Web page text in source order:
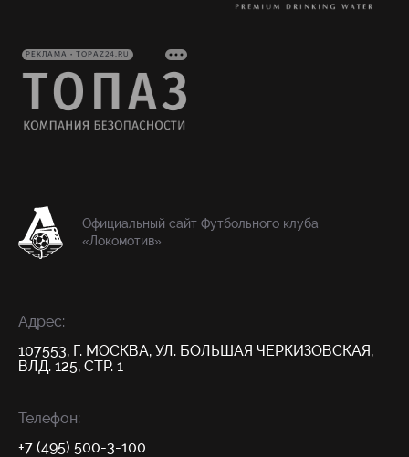
РЕКЛАМА • TOPAZ24.RU
Официальный сайт Футбольного клуба
«Локомотив»
Адрес:
107553, Г. МОСКВА, УЛ. БОЛЬШАЯ ЧЕРКИЗОВСКАЯ,
ВЛД. 125, СТР. 1
Телефон:
+7 (495) 500-3-100